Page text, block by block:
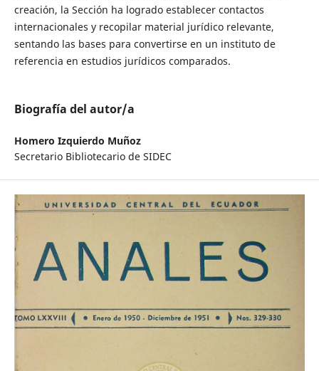
creación, la Sección ha logrado establecer contactos
internacionales y recopilar material jurídico relevante,
sentando las bases para convertirse en un instituto de
referencia en estudios jurídicos comparados.
Biografía del autor/a
Homero Izquierdo Muñoz
Secretario Bibliotecario de SIDEC